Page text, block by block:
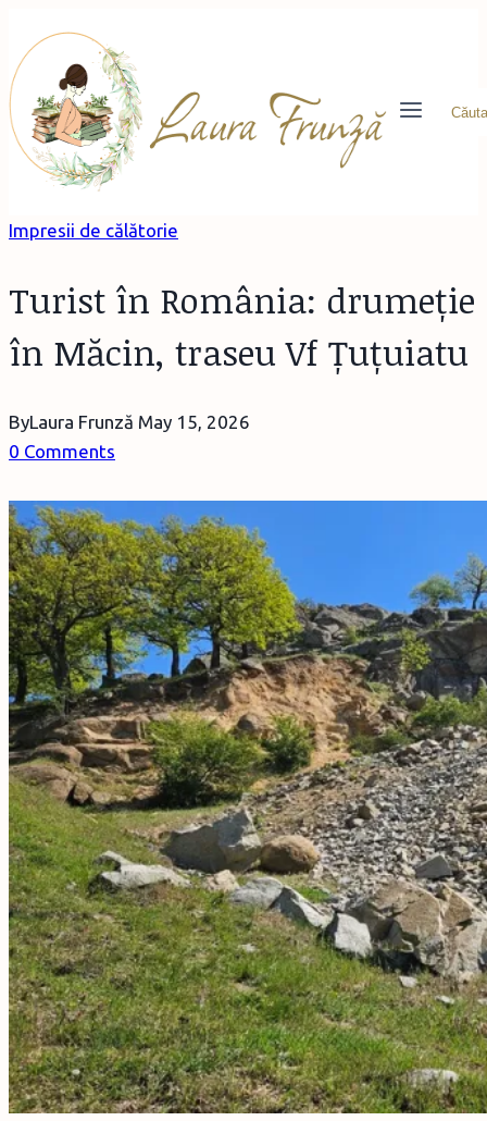
to
content
Impresii de călătorie
Turist în România: drumeție
în Măcin, traseu Vf Țuțuiatu
ByLaura Frunză May 15, 2026
0 Comments